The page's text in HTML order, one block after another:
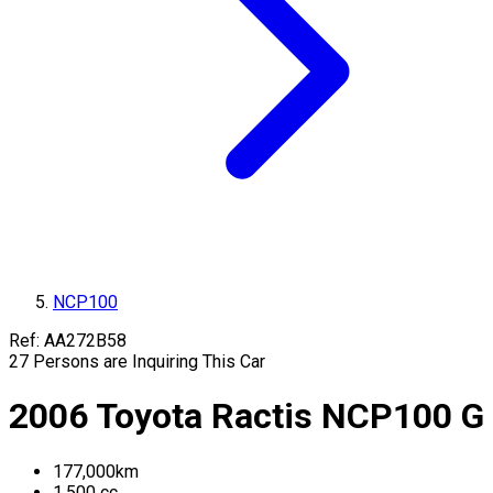
NCP100
Ref: AA272B58
27 Persons are Inquiring This Car
2006 Toyota Ractis NCP100 G
177,000km